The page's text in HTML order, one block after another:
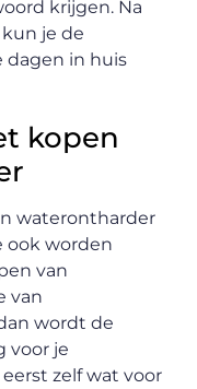
krijgen. Na
je de
dagen in huis
kopen
waterontharder
ook worden
van
van
wordt de
voor je
zelf wat voor